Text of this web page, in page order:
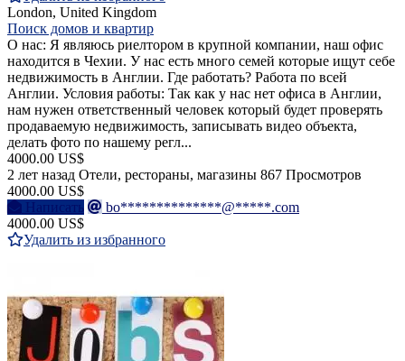
London, United Kingdom
Поиск домов и квартир
О нас: Я являюсь риелтором в крупной компании, наш офис
находится в Чехии. У нас есть много семей которые ищут себе
недвижимость в Англии. Где работать? Работа по всей
Англии. Условия работы: Так как у нас нет офиса в Англии,
нам нужен ответственный человек который будет проверять
продаваемую недвижимость, записывать видео объекта,
делать фото по нашему регл...
4000.00 US$
2 лет назад Отели, рестораны, магазины 867 Просмотров
4000.00 US$
Написать
bo**************@*****.com
4000.00 US$
Удалить из избранного